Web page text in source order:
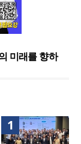
향은?
미래를 향하
향은?
’ 조직개편안 철
1